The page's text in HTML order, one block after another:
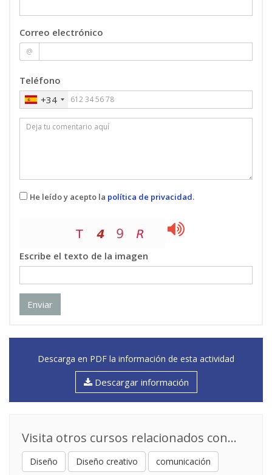
Raul Vicent Claramunt
1,2 ECTS
Sabina Alcaraz González
Asociado/a
Alexandre Devís Mainz : Profesional del sector
Cristina Duran Costell : Profesional del sector
Rosa Ana Monrós Martínez
sector
09 IMPRESIÓN Y ARTES FINALES
0,3 ECTS
Correo electrónico
@
Teléfono
+34
He leído y acepto la política de privacidad.
Escribe el texto de la imagen
Enviar
Descarga en PDF la información de esta actividad
Descargar información
Visita otros cursos relacionados con...
Diseño Diseño creativo comunicación